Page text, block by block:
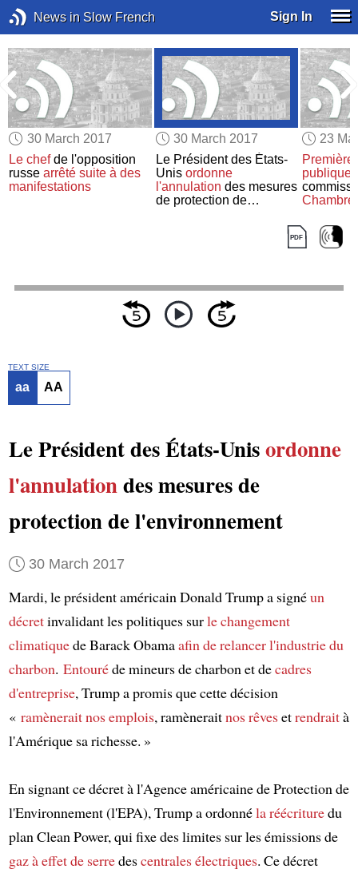
News in Slow French Sign In
30 March 2017
Le chefde l'opposition
russearrêté suite à des
manifestations
30 March 2017
Le Président des États-
Unis ordonne
l'annulation des mesures
de protection de
23
Première
publique
Chambre
TEXT SIZE
aa AA
Le Président des États-Unisordonne
l'annulationdes mesures de
protection de l'environnement
30 March 2017
Mardi, le président américain Donald Trump a signéun
décretinvalidant les politiques surle changement
climatiquede Barack Obamaafin derelancerl'industrie du
charbon. Entouréde mineurs de charbon et decadres
d'entreprise, Trump a promis que cette décision
« ramèneraitnos emplois, ramèneraitnos rêvesetrendraità
l'Amérique sa richesse. »
En signant ce décret à l'Agence américaine de Protection de
l'Environnement (l'EPA), Trump a ordonnéla réécrituredu
plan Clean Power, qui fixe des limites sur les émissions de
gaz à effet de serredescentrales électriques. Ce décret